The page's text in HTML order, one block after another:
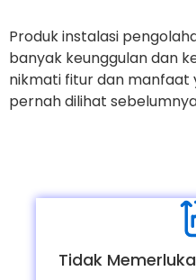
Produk instalasi
banyak keunggulan dan
nikmati fitur dan manfaat
pernah dilihat
Tidak